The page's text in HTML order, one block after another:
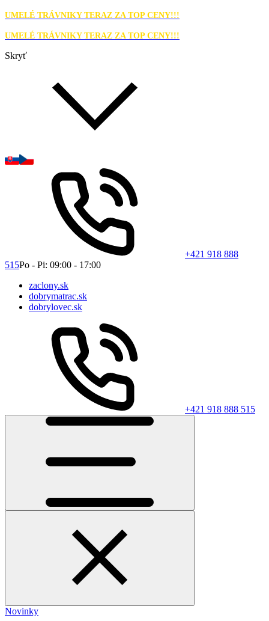
UMELÉ TRÁVNIKY TERAZ ZA TOP CENY!!!
UMELÉ TRÁVNIKY TERAZ ZA TOP CENY!!!
Skryť
+421 918 888
515Po - Pi: 09:00 - 17:00
zaclony.sk
dobrymatrac.sk
dobrylovec.sk
+421 918 888 515
Novinky